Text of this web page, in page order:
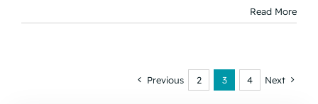
Read More
Previous 2 3 4 Next